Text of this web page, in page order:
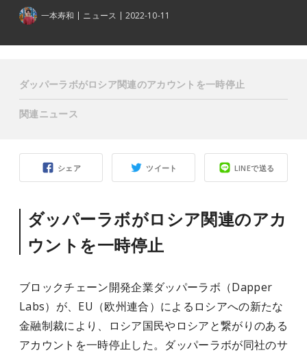
一本寿和 ニュース 2022-10-11
シェア ツイート LINEで送る
ダッパーラボがロシア関連のアカ
ウントを一時停止
ブロックチェーン開発企業ダッパーラボ（Dapper
Labs）が、EU（欧州連合）によるロシアへの新たな
金融制裁により、ロシア国民やロシアと繋がりのある
アカウントを一時停止した。ダッパーラボが同社のサ
ダッパーラボがロシア関連のアカウントを一時停止
関連ニュース